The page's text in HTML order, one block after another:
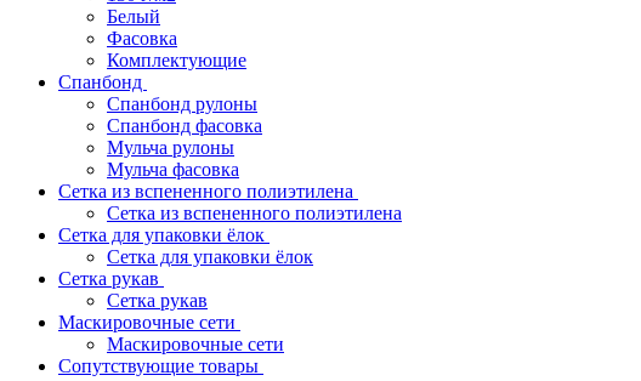
Белый
Фасовка
Комплектующие
Спанбонд
Спанбонд рулоны
Спанбонд фасовка
Мульча рулоны
Мульча фасовка
Сетка из вспененного полиэтилена
Сетка из вспененного полиэтилена
Сетка для упаковки ёлок
Сетка для упаковки ёлок
Сетка рукав
Сетка рукав
Маскировочные сети
Маскировочные сети
Сопутствующие товары